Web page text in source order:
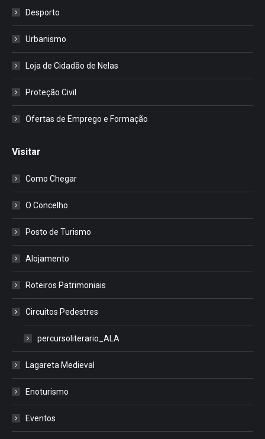
Desporto
Urbanismo
Loja de Cidadão de Nelas
Proteção Civil
Ofertas de Emprego e Formação
Visitar
Como Chegar
O Concelho
Posto de Turismo
Alojamento
Roteiros Patrimoniais
Circuitos Pedestres
percursoliterario_ALA
Lagareta Medieval
Enoturismo
Eventos